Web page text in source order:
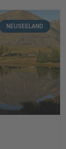
NEUSEELAND